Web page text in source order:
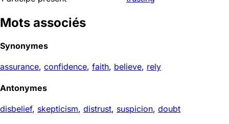
Mots associés
Synonymes
assurance, confidence, faith, believe, rely
Antonymes
disbelief, skepticism, distrust, suspicion, doubt